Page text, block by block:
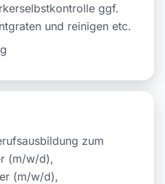
ggf.
und reinigen etc.
zum
(m/w/d),
(m/w/d),